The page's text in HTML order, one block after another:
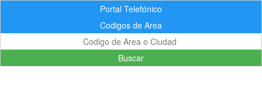
Portal Telefónico
Codigos de Area
Buscar